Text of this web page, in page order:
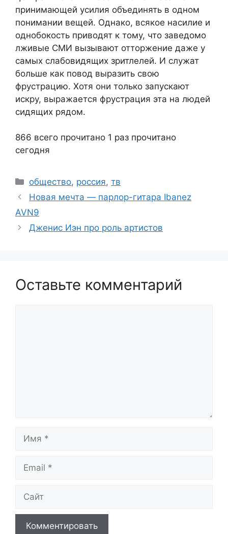
принимающей усилия объединять в одном
понимании вещей. Однако, всякое насилие и
однобокость приводят к тому, что заведомо
лживые СМИ вызывают отторжение даже у
самых слабовидящих зритлелей. И служат
больше как повод выразить свою
фрустрацию. Хотя они только запускают
искру, выражается фрустрация эта на людей
сидящих рядом.
866 всего прочитано 1 раз прочитано
сегодня
Рубрики
общество, россия,тв
Новая мечта — парлор-гитара Ibanez
AVN9
Дженис Иэн про роль артистов
Оставьте комментарий
Имя
Email
Сайт